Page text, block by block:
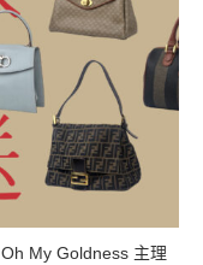
My Goldness 主理